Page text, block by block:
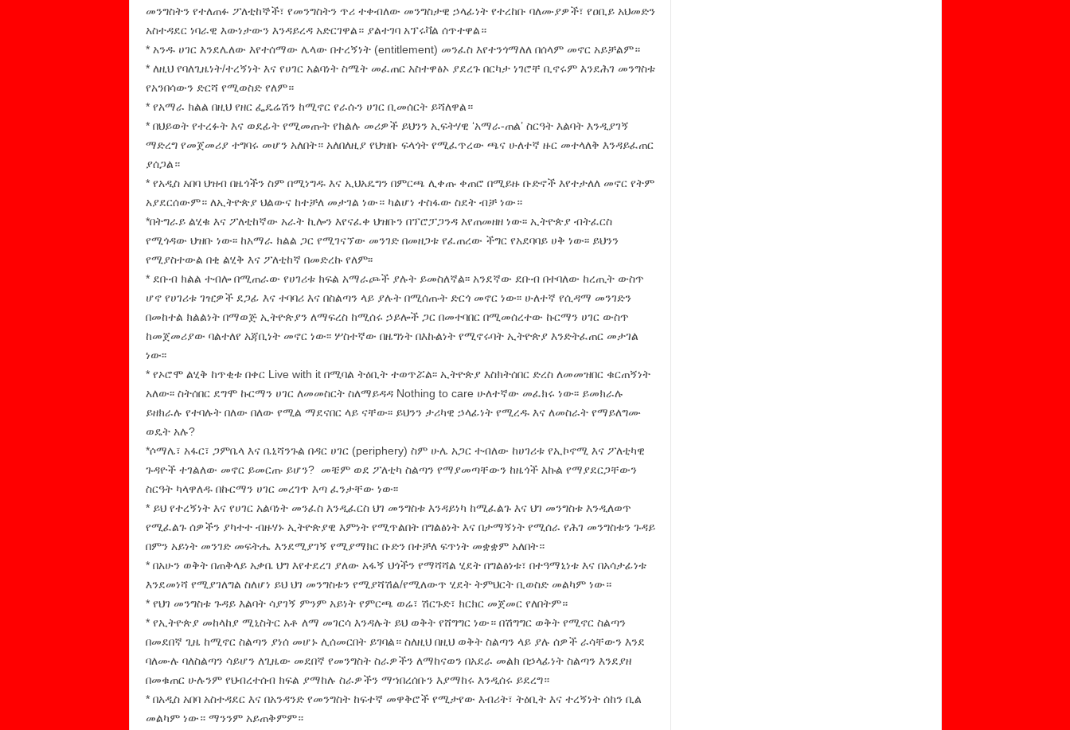
መንግስትን የተለጠፉ ፖለቲከኞች፣ የመንግስትን ጥሪ ተቀብለው መንግስታዊ ኃላፊነት የተረከቡ ባለሙያዎች፣ የዐቢይ አህመድን
አስተዳደር ነባራዊ እውነታውን እንዳይረዳ አድርገዋል። ያልተገባ አፕሩቫል ሰጥተዋል።
* አንዱ ሀገር እንደሌለው እየተሰማው ሌላው በተረኝነት (entitlement) መንፈስ እየተንጎማለለ በሰላም መኖር አይቻልም።
* ለዚህ የባለጊዜነት/ተረኝነት እና የሀገር አልባነት ስሜት መፈጠር አስተዋፅኦ ያደረጉ በርካታ ነገሮቸ ቢኖሩም እንደሕገ መንግስቱ
የአንበሳውን ድርሻ የሚወስድ የለም።
* የአማራ ክልል በዚህ የዘር ፌዴሬሽን ከሚኖር የራሱን ሀገር ቢመሰርት ይሻለዋል።
* በህይወት የተረፉት እና ወደፊት የሚመጡት የክልሉ መሪዎች ይህንን ኢፍትሃዊ ‘አማራ-ጠል’ ስርዓት እልባት እንዲያገኝ
ማድረግ የመጀመሪያ ተግባሩ መሆን አለበት። አለበለዚያ የህዝቡ ፍላጎት የሚፈጥረው ጫና ሁለተኛ ዙር መተላለቅ እንዳይፈጠር
ያሰጋል።
* የአዲስ አበባ ህዝብ በዜጎችን ስም በሚነግዱ እና ኢህአዴግን በምርጫ ሊቀጡ ቀጠሮ በሚይዙ ቡድኖች እየተታለለ መኖር የትም
አያደርሰውም። ለኢትዮጵያ ህልውና ከተቻለ መታገል ነው። ካልሆነ ተስፋው ስደት ብቻ ነው።
*በትግራይ ልሂቁ እና ፖለቲከኛው አራት ኪሎን እየናፈቀ ህዝቡን በፕሮፓጋንዳ እየጠመዘዘ ነው፡፡ ኢትዮጵያ ብትፈርስ
የሚጎዳው ህዝቡ ነው፡፡ ከአማራ ክልል ጋር የሚገናኘው መንገድ በመዘጋቱ የፈጠረው ችግር የአደባባይ ሀቅ ነው፡፡ ይህንን
የሚያስተውል በቂ ልሂቅ እና ፖለቲከኛ በመድረኩ የለም፡፡
* ደቡብ ክልል ተብሎ በሚጠራው የሀገሪቱ ክፍል አማራጮች ያሉት ይመስለኛል፡፡ አንደኛው ደቡብ በተባለው ከረጢት ውስጥ
ሆኖ የሀገሪቱ ገዢዎች ደጋፊ እና ተባባሪ እና በስልጣን ላይ ያሉት በሚሰጡት ድርጎ መኖር ነው፡፡ ሁለተኛ የሲዳማ መንገድን
በመከተል ክልልነት በማወጅ ኢትዮጵያን ለማፍረስ ከሚሰሩ ኃይሎች ጋር በመተባበር በሚመሰረተው ኩርማን ሀገር ውስጥ
ከመጀመሪያው ባልተለየ አጃቢነት መኖር ነው፡፡ ሦስተኛው በዜግነት በእኩልነት የሚኖሩባት ኢትዮጵያ እንድትፈጠር መታገል
ነው፡፡
* የኦሮሞ ልሂቅ ከጥቂቱ በቀር Live with it በሚባል ትዕቢት ተወጥሯል፡፡ ኢትዮጵያ እስክትሰበር ድረስ ለመመዝበር ቁርጠኝነት
አለው፡፡ ስትሰበር ደግሞ ኩርማን ሀገር ለመመስርት ስለማይዳዳ Nothing to care ሁለተኛው መፈክሩ ነው፡፡ ይመክራሉ
ይዘክራሉ የተባሉት በለው በለው የሚል ማደናበር ላይ ናቸው፡፡ ይህንን ታሪካዊ ኃላፊነት የሚረዱ እና ለመስራት የማይለግሙ
ወዴት አሉ?
*ሶማሌ፣ አፋር፣ ጋምቤላ እና ቤኒሻንጉል በዳር ሀገር (periphery) ስም ሁሌ አጋር ተብለው ከሀገሪቱ የኢኮኖሚ እና ፖለቲካዊ
ጉዳዮች ተገልለው መኖር ይመርጡ ይሆን? መቼም ወደ ፖለቲካ ስልጣን የማያመጣቸውን ከዜጎች እኩል የማያደርጋቸውን
ስርዓት ካላዋለዱ በኩርማን ሀገር መረገጥ እጣ ፈንታቸው ነው፡፡
* ይህ የተረኝነት እና የሀገር አልባነት መንፈስ እንዲፈርስ ህገ መንግስቱ እንዳይነካ ከሚፈልጉ እና ህገ መንግስቱ እንዲለወጥ
የሚፈልጉ ሰዎችን ያካተተ ብዙሃኑ ኢትዮጵያዊ እምነት የሚጥልበት በግልፅነት እና በታማኝነት የሚሰራ የሕገ መንግስቱን ጉዳይ
በምን አይነት መንገድ መፍትሔ እንደሚያገኝ የሚያማክር ቡድን በተቻለ ፍጥነት መቋቋም አለበት።
* በአሁን ወቅት በጠቅላይ አቃቤ ህግ እየተደረገ ያለው አፋኝ ህጎችን የማሻሻል ሂደት በግልፅነቱ፣ በተዓማኒነቱ እና በአሳታፊነቱ
እንደመነሻ የሚያገለግል ስለሆነ ይህ ህገ መንግስቱን የሚያሻሽል/የሚለውጥ ሂደት ትምህርት ቢወስድ መልካም ነው።
* የህገ መንግስቱ ጉዳይ እልባት ሳያገኝ ምንም አይነት የምርጫ ወሬ፣ ሽርጉድ፣ ክርክር መጀመር የለበትም።
* የኢትዮጵያ መከላከያ ሚኒስትር አቶ ለማ መገርሳ እንዳሉት ይህ ወቅት የሸግግር ነው። በሽግግር ወቅት የሚኖር ስልጣን
በመደበኛ ጊዜ ከሚኖር ስልጣን ያነሰ መሆኑ ሊሰመርበት ይገባል። ስለዚህ በዚህ ወቅት ስልጣን ላይ ያሉ ሰዎች ራሳቸውን እንደ
ባለሙሉ ባለስልጣን ሳይሆን ለጊዜው መደበኛ የመንግስት ስራዎችን ለማከናወን በአደራ መልክ በኃላፊነት ስልጣን እንደያዘ
በመቁጠር ሁሉንም የህብረተሰብ ክፍል ያማከሉ ስራዎችን ማኀበረሰቡን እያማከሩ እንዲሰሩ ይደረግ።
* በአዲስ አበባ አስተዳደር እና በአንዳንድ የመንግስት ከፍተኛ መዋቅሮች የሚታየው እብሪት፣ ትዕቢት እና ተረኝነት ሰከን ቢል
መልካም ነው። ማንንም አይጠቅምም።